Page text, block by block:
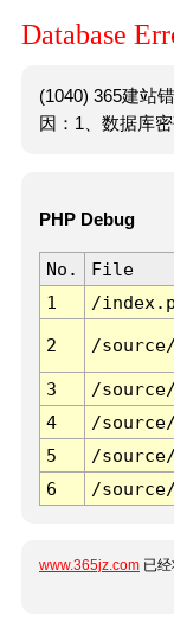
Database
(1040) 365建站
因：1、数据库
PHP Debug
No. File
1
/
2 /
3 /
4
/
5
/
6
/
www.365jz.com 已